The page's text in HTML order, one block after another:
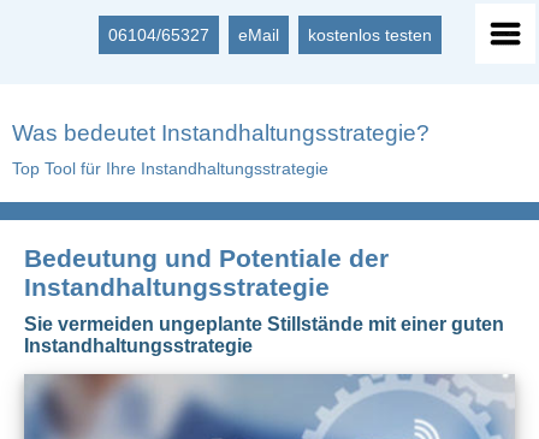
06104/65327 eMail kostenlos testen
Was bedeutet Instandhaltungsstrategie?
Top Tool für Ihre Instandhaltungsstrategie
Bedeutung und Potentiale der
Instandhaltungsstrategie
Sie vermeiden ungeplante Stillstände mit einer guten
Instandhaltungsstrategie